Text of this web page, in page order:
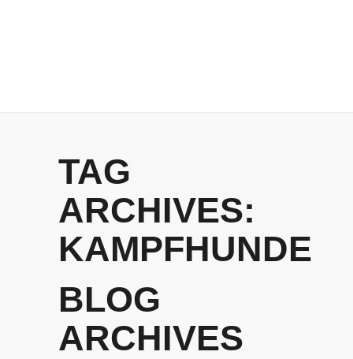
TAG
ARCHIVES:
KAMPFHUNDE
BLOG
ARCHIVES